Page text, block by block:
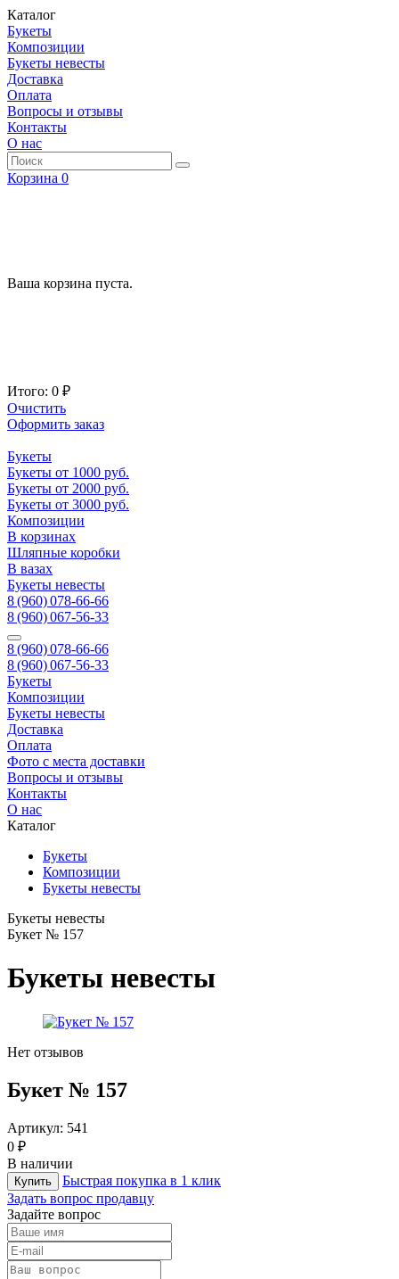
Каталог
Букеты
Композиции
Букеты невесты
Доставка
Оплата
Вопросы и отзывы
Контакты
О нас
Корзина 0
Ваша корзина пуста.
Итого: 0 ₽
Очистить
Оформить заказ
Букеты
Букеты от 1000 руб.
Букеты от 2000 руб.
Букеты от 3000 руб.
Композиции
В корзинах
Шляпные коробки
В вазах
Букеты невесты
8 (960) 078-66-66
8 (960) 067-56-33
8 (960) 078-66-66
8 (960) 067-56-33
Букеты
Композиции
Букеты невесты
Доставка
Оплата
Фото с места доставки
Вопросы и отзывы
Контакты
О нас
Каталог
Букеты
Композиции
Букеты невесты
Букеты невесты
Букет № 157
Букеты невесты
Нет отзывов
Букет № 157
Артикул: 541
0 ₽
В наличии
Купить
Быстрая покупка в 1 клик
Задать вопрос продавцу
Задайте вопрос